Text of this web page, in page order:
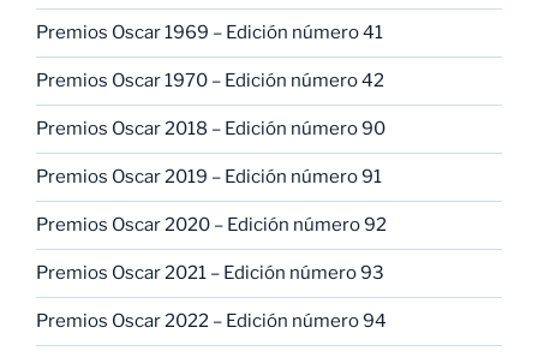
Premios Oscar 1969 – Edición número 41
Premios Oscar 1970 – Edición número 42
Premios Oscar 2018 – Edición número 90
Premios Oscar 2019 – Edición número 91
Premios Oscar 2020 – Edición número 92
Premios Oscar 2021 – Edición número 93
Premios Oscar 2022 – Edición número 94